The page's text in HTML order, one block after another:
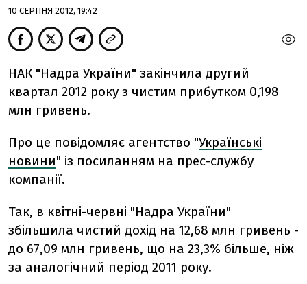
10 СЕРПНЯ 2012, 19:42
НАК "Надра України" закінчила другий
квартал 2012 року з чистим прибутком 0,198
млн гривень.
Про це повідомляє агентство "Українські
новини" із посиланням на прес-службу
компанії.
Так, в квітні-червні "Надра України"
збільшила чистий дохід на 12,68 млн гривень -
до 67,09 млн гривень, що на 23,3% більше, ніж
за аналогічний період 2011 року.